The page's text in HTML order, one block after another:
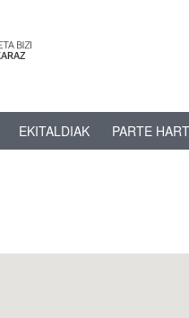
EKITALDIAK PARTE